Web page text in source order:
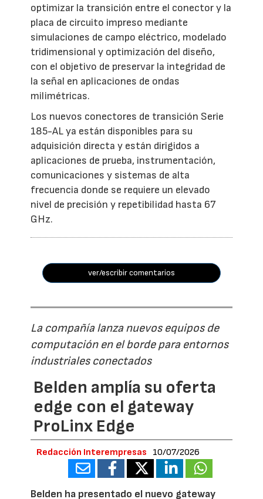
optimizar la transición entre el conector y la
placa de circuito impreso mediante
simulaciones de campo eléctrico, modelado
tridimensional y optimización del diseño,
con el objetivo de preservar la integridad de
la señal en aplicaciones de ondas
milimétricas.
Los nuevos conectores de transición Serie
185-AL ya están disponibles para su
adquisición directa y están dirigidos a
aplicaciones de prueba, instrumentación,
comunicaciones y sistemas de alta
frecuencia donde se requiere un elevado
nivel de precisión y repetibilidad hasta 67
GHz.
ver/escribir comentarios
La compañía lanza nuevos equipos de
computación en el borde para entornos
industriales conectados
Belden amplía su oferta
edge con el gateway
ProLinx Edge
Redacción Interempresas 10/07/2026
Belden ha presentado el nuevo gateway